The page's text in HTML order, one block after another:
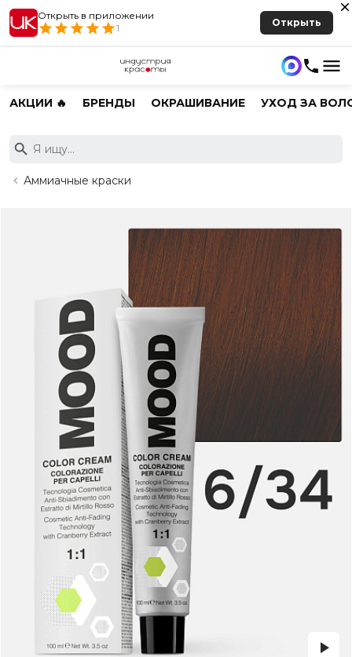
Открыть в приложении
1
Открыть
АКЦИИ 🔥 БРЕНДЫ ОКРАШИВАНИЕ УХОД ЗА
Аммиачные краски